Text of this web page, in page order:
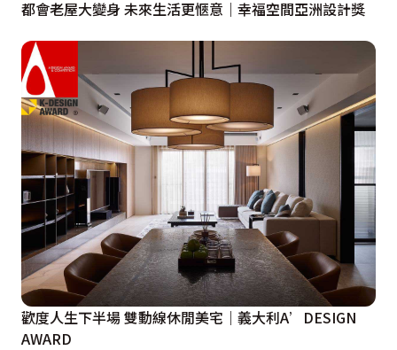
都會老屋大變身 未來生活更愜意｜幸福空間亞洲設計獎
歡度人生下半場 雙動線休閒美宅｜義大利A’DESIGN
AWARD